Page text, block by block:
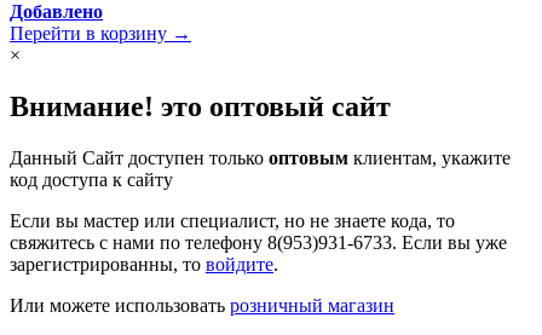
Добавлено
Перейти в корзину →
×
Внимание! это оптовый сайт
Данный Сайт доступен только оптовым клиентам, укажите
код доступа к сайту
Если вы мастер или специалист, но не знаете кода, то
свяжитесь с нами по телефону 8(953)931-6733. Если вы уже
зарегистрированны, то войдите.
Или можете использовать розничный магазин